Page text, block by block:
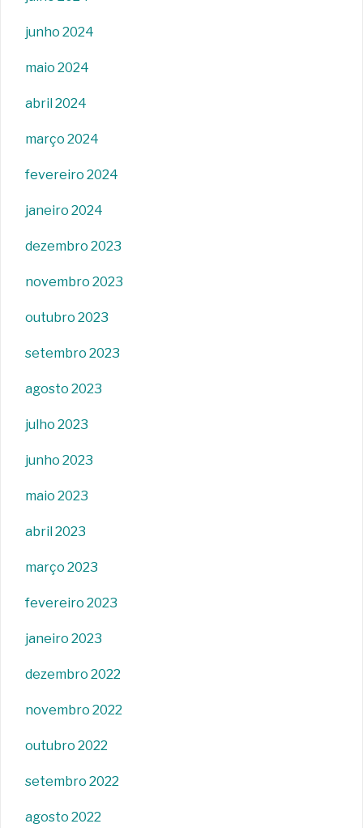
junho 2024
maio 2024
abril 2024
março 2024
fevereiro 2024
janeiro 2024
dezembro 2023
novembro 2023
outubro 2023
setembro 2023
agosto 2023
julho 2023
junho 2023
maio 2023
abril 2023
março 2023
fevereiro 2023
janeiro 2023
dezembro 2022
novembro 2022
outubro 2022
setembro 2022
agosto 2022